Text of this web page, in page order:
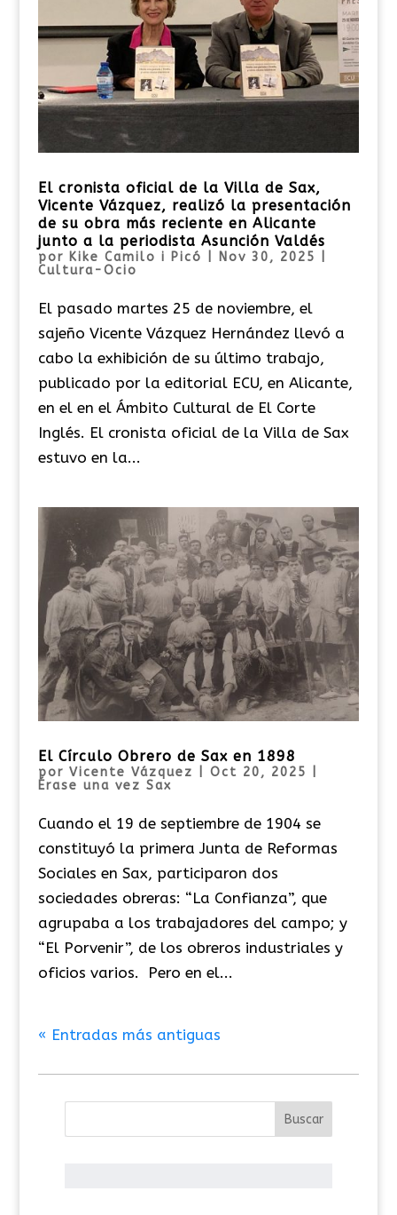
El cronista oficial de la Villa de Sax,
Vicente Vázquez, realizó la presentación
de su obra más reciente en Alicante
junto a la periodista Asunción Valdés
por Kike Camilo i Picó Nov 30, 2025
Cultura-Ocio
El pasado martes 25 de noviembre, el
sajeño Vicente Vázquez Hernández llevó a
cabo la exhibición de su último trabajo,
publicado por la editorial ECU, en Alicante,
en el en el Ámbito Cultural de El Corte
Inglés. El cronista oficial de la Villa de Sax
estuvo en la...
El Círculo Obrero de Sax en 1898
por Vicente Vázquez Oct 20, 2025
Érase una vez Sax
Cuando el 19 de septiembre de 1904 se
constituyó la primera Junta de Reformas
Sociales en Sax, participaron dos
sociedades obreras: “La Confianza”, que
agrupaba a los trabajadores del campo; y
“El Porvenir”, de los obreros industriales y
oficios varios. Pero en el...
« Entradas más antiguas